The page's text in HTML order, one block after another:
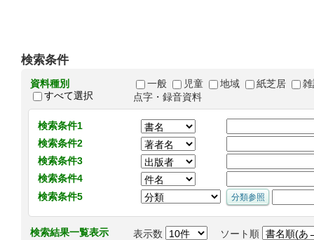
検索条件
資料種別
すべて選択
一般 児童 地域 紙芝居
点字・録音資料
検索条件1
検索条件2
検索条件3
検索条件4
検索条件5
検索結果一覧表示 表示数 ソート順